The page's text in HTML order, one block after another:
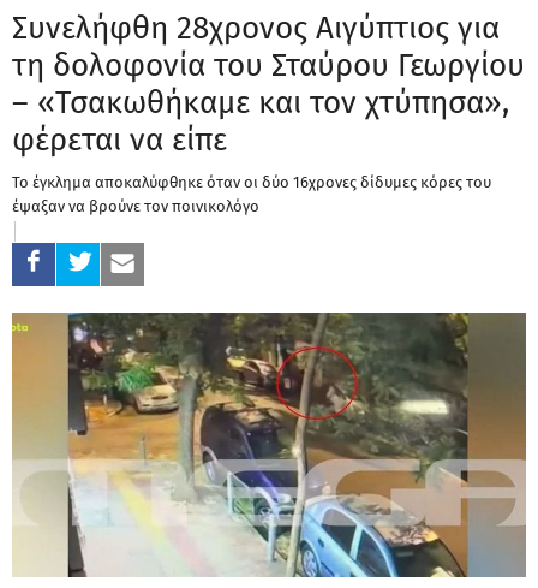
Συνελήφθη 28χρονος Αιγύπτιος για
τη δολοφονία του Σταύρου Γεωργίου
– «Τσακωθήκαμε και τον χτύπησα»,
φέρεται να είπε
Το έγκλημα αποκαλύφθηκε όταν οι δύο 16χρονες δίδυμες κόρες του
έψαξαν να βρούνε τον ποινικολόγο